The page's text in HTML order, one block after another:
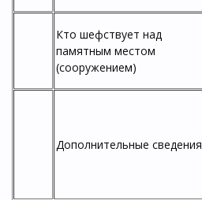
Кто шефствует над
памятным местом
(сооружением)
Дополнительные сведения